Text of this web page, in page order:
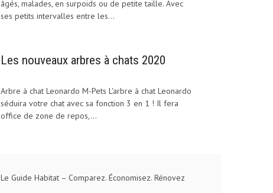
âgés, malades, en surpoids ou de petite taille. Avec
ses petits intervalles entre les...
Les nouveaux arbres à chats 2020
Arbre à chat Leonardo M-Pets L'arbre à chat Leonardo
séduira votre chat avec sa fonction 3 en 1 ! Il fera
office de zone de repos,...
Le Guide Habitat – Comparez. Économisez. Rénovez